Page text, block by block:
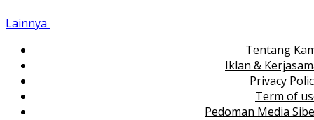
Lainnya
Tentang
Iklan &
Privacy
Term of
Pedoman Media